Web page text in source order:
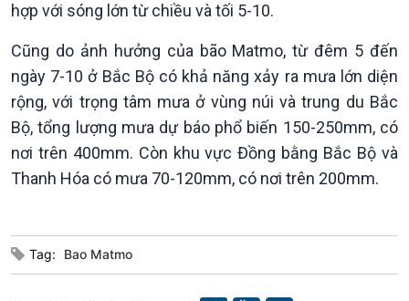
Văn hoá & Du lịch
Tin Văn hoá & Du lịch
Chát với người nổi tiếng
Câu chuyện Thể thao
Multimedia
Ảnh
Video
Infographic
E-Magazine
hợp với sóng lớn từ chiều và tối 5-10.
Cũng do ảnh hưởng của bão Matmo, từ đêm 5 đến
ngày 7-10 ở Bắc Bộ có khả năng xảy ra mưa lớn diện
rộng, với trọng tâm mưa ở vùng núi và trung du Bắc
Bộ, tổng lượng mưa dự báo phổ biến 150-250mm, có
nơi trên 400mm. Còn khu vực Đồng bằng Bắc Bộ và
Thanh Hóa có mưa 70-120mm, có nơi trên 200mm.
Tag: Bao Matmo